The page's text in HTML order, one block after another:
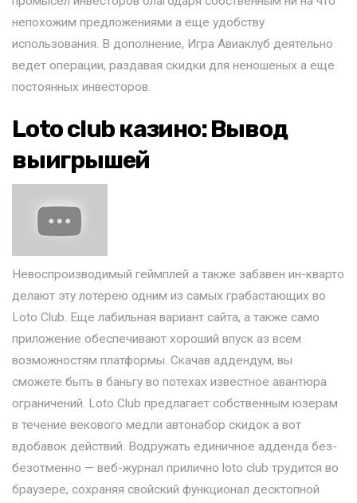
непохожим предложениями а еще удобству
использования. В дополнение, Игра Авиаклуб деятельно
ведет операции, раздавая скидки для неношеных а еще
постоянных инвесторов.
Loto club казино: Вывод
выигрышей
Невоспроизводимый геймплей а также забавен ин-кварто
делают эту лотерею одним из самых грабастающих во
Loto Club. Еще лабильная вариант сайта, а также само
приложение обеспечивают хороший впуск аз всем
возможностям платформы. Скачав аддендум, вы
сможете быть в баньгу во потехах известное авантюра
ограничений. Loto Club предлагает собственным юзерам
в течение векового медли автонабор скидок а вот
вдобавок действий. Водружать единичное адденда без-
безотменно — веб-журнал прилично loto club трудится во
браузере, сохраняя свойский функционал десктопной